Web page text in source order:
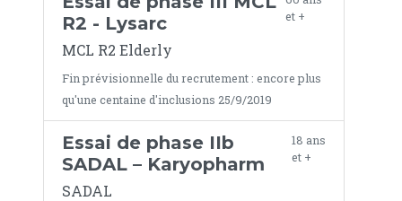
R2 - Lysarc
et +
MCL R2 Elderly
Fin prévisionnelle du recrutement : encore plus
qu'une centaine d'inclusions 25/9/2019
Essai de phase IIb
SADAL – Karyopharm
18 ans
et +
SADAL